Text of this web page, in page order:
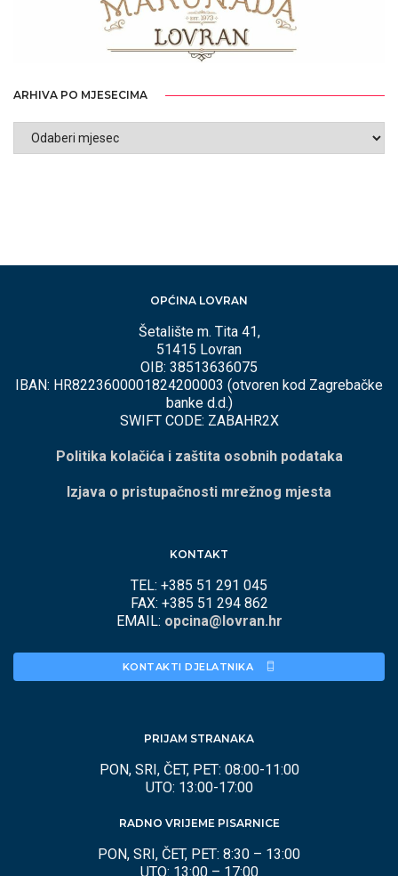
ARHIVA PO MJESECIMA
ARHIVA
PO
OPĆINA LOVRAN
Šetalište m. Tita 41,
51415 Lovran
OIB: 38513636075
IBAN: HR8223600001824200003 (otvoren kod Zagrebačke
banke d.d.)
SWIFT CODE: ZABAHR2X
Politika kolačića i zaštita osobnih podataka
Izjava o pristupačnosti mrežnog mjesta
KONTAKT
TEL: +385 51 291 045
FAX: +385 51 294 862
EMAIL: opcina@lovran.hr
KONTAKTI DJELATNIKA
PRIJAM STRANAKA
PON, SRI, ČET, PET: 08:00-11:00
UTO: 13:00-17:00
RADNO VRIJEME PISARNICE
PON, SRI, ČET, PET: 8:30 – 13:00
UTO: 13:00 – 17:00